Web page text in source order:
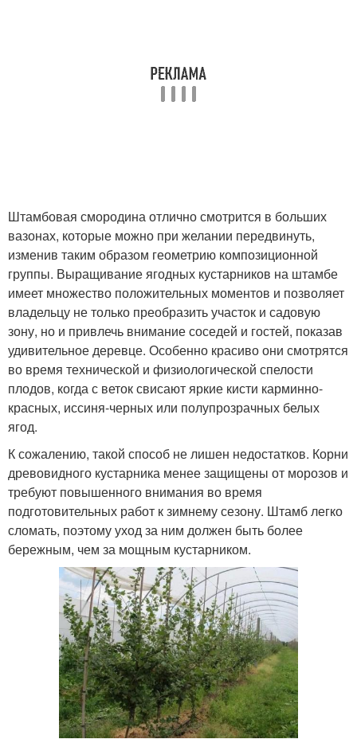
Штамбовая смородина отлично смотрится в больших
вазонах, которые можно при желании передвинуть,
изменив таким образом геометрию композиционной
группы. Выращивание ягодных кустарников на штамбе
имеет множество положительных моментов и позволяет
владельцу не только преобразить участок и садовую
зону, но и привлечь внимание соседей и гостей, показав
удивительное деревце. Особенно красиво они смотрятся
во время технической и физиологической спелости
плодов, когда с веток свисают яркие кисти карминно-
красных, иссиня-черных или полупрозрачных белых
ягод.
К сожалению, такой способ не лишен недостатков. Корни
древовидного кустарника менее защищены от морозов и
требуют повышенного внимания во время
подготовительных работ к зимнему сезону. Штамб легко
сломать, поэтому уход за ним должен быть более
бережным, чем за мощным кустарником.